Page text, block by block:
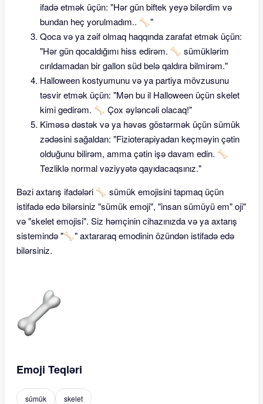
ifadə etmək üçün: "Hər gün biftek yeyə bilərdim və
bundan heç yorulmadım.. 🦴"
Qoca və ya zəif olmaq haqqında zarafat etmək üçün:
"Hər gün qocaldığımı hiss edirəm. 🦴 sümüklərim
cırıldamadan bir gallon süd belə qaldıra bilmirəm."
Halloween kostyumunu və ya partiya mövzusunu
təsvir etmək üçün: "Mən bu il Halloween üçün skelet
kimi gedirəm. 🦴 Çox əyləncəli olacaq!"
Kiməsə dəstək və ya həvəs göstərmək üçün sümük
zədəsini sağaldan: "Fizioterapiyadan keçməyin çətin
olduğunu bilirəm, amma çətin işə davam edin. 🦴
Tezliklə normal vəziyyətə qayıdacaqsınız."
Bəzi axtarış ifadələri 🦴 sümük emojisini tapmaq üçün
istifadə edə bilərsiniz "sümük emoji", "insan sümüyü em" oji"
və "skelet emojisi". Siz həmçinin cihazınızda və ya axtarış
sistemində "🦴" axtararaq emodinin özündən istifadə edə
bilərsiniz.
Emoji Teqləri
sümük skelet